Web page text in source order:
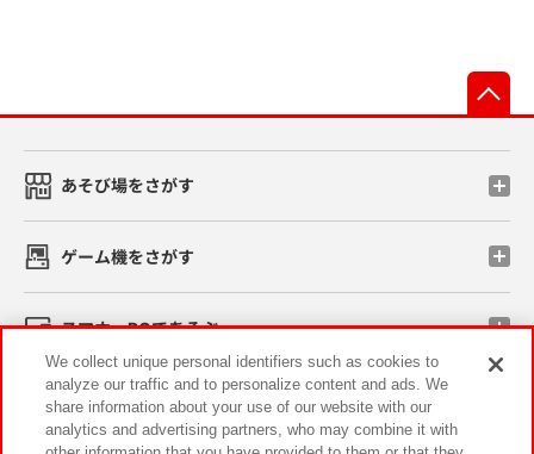
あそび場をさがす
ゲーム機をさがす
スマホ・PCであそぶ
イベント・キャンペーン
We collect unique personal identifiers such as cookies to
analyze our traffic and to personalize content and ads. We
share information about your use of our website with our
analytics and advertising partners, who may combine it with